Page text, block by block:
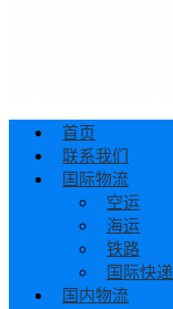
首页
联系我们
国际物流
空运
海运
铁路
国际快递
国内物流